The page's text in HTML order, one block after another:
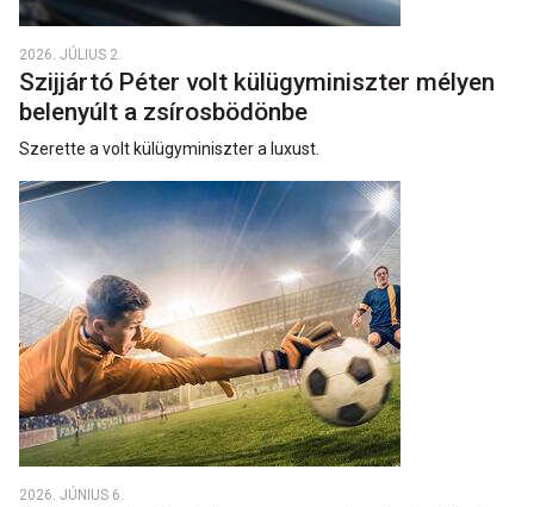
2026. JÚLIUS 2.
Szijjártó Péter volt külügyminiszter mélyen
belenyúlt a zsírosbödönbe
Szerette a volt külügyminiszter a luxust.
2026. JÚNIUS 6.